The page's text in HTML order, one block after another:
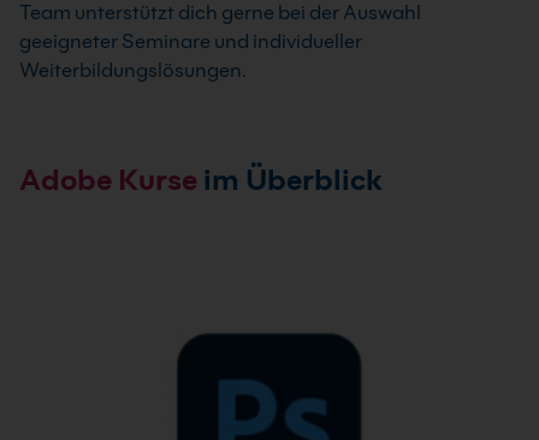
Team unterstützt dich gerne bei der Auswahl
geeigneter Seminare und individueller
Weiterbildungslösungen.
Adobe Kurse im Überblick